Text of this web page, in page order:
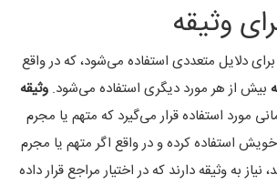
وثیقه
برای دلایل متعددی استفاده می‌شود، که در واقع
بیش از هر مورد دیگری استفاده می‌شود. وثیقه
مورد استفاده قرار می‌گیرد که متهم یا مجرم
استفاده کرده و در واقع اگر متهم یا مجرم
نیاز به وثیقه دارند که در اختیار مراجع قرار داده